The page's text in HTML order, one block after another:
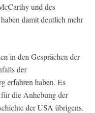
und des
damit deutlich mehr
in den Gesprächen der
der
erfahren haben. Es
die Anhebung der
der USA übrigens.